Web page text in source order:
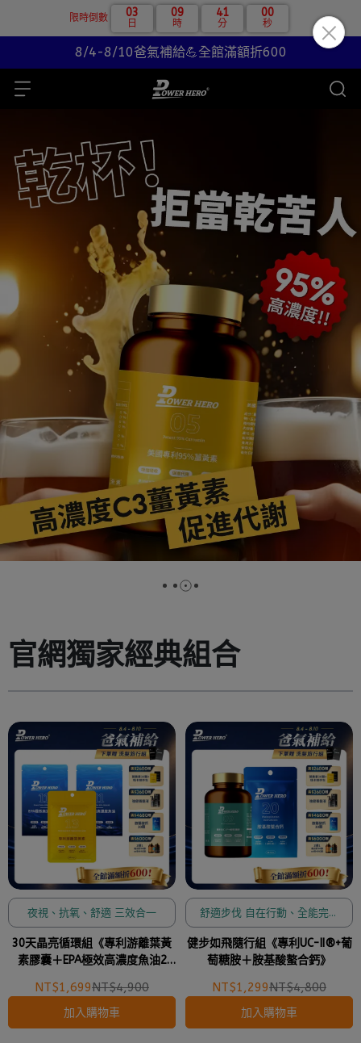
限時倒數 03
日
09
時
40
分
59
秒
8/4-8/10爸氣補給💪全館滿額折600
官網獨家經典組合
夜視、抗氧、舒適 三效合一
30天晶亮循環組《專利游離葉黃
素膠囊＋EPA極效高濃度魚油2
NT$1,699NT$4,900
加入購物車
舒適步伐 自在行動、全能完備
硬骨王者
健步如飛隨行組《專利UC-II®+葡
萄糖胺＋胺基酸螯合鈣》
NT$1,299NT$4,800
加入購物車